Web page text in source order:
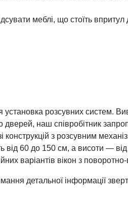
меблі, що стоїть
розсувних систем.
наш співробітник
з розсувним
60 до 150 см, а висоти —
варіантів вікон з
детальної інформації